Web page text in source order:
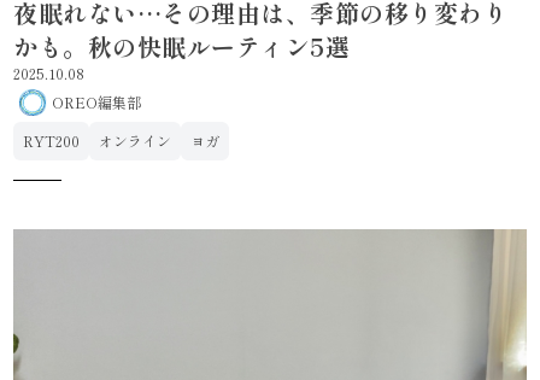
夜眠れない…その理由は、季節の移り変わり
かも。秋の快眠ルーティン5選
2025.10.08
OREO編集部
RYT200
オンライン ヨガ